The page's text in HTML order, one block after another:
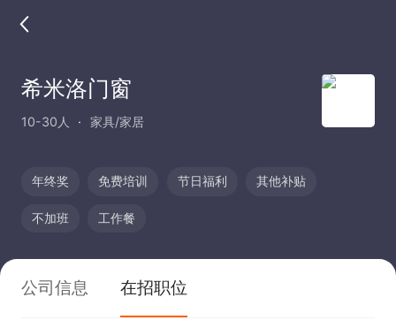
希米洛门窗
10-30人 家具/家居
年终奖 免费培训 节日福利 其他补贴
不加班 工作餐
公司信息 在招职位